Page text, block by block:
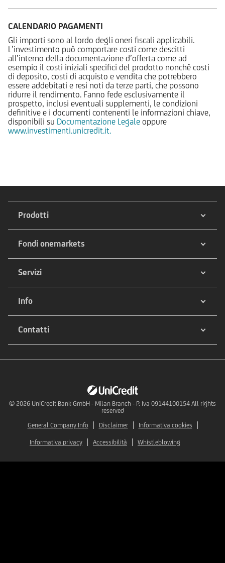
CALENDARIO PAGAMENTI
Gli importi sono al lordo degli oneri fiscali applicabili.
L’investimento può comportare costi come descitti
all’interno della documentazione d’offerta come ad
esempio il costi iniziali specifici del prodotto nonchè costi
di deposito, costi di acquisto e vendita che potrebbero
essere addebitati e resi noti da terze parti, che possono
ridurre il rendimento. Fanno fede esclusivamente il
prospetto, inclusi eventuali supplementi, le condizioni
definitive e i documenti contenenti le informazioni chiave,
disponibili su Documentazione Legale oppure
www.investimenti.unicredit.it.
Prodotti
Fondi onemarkets
Servizi
Info
Contatti
© 2026 UniCredit Bank GmbH - Milan Branch - P. Iva 09144100154 All rights
reserved
General Company Info
Disclaimer Informativa cookies
Informativa privacy Accessibilità Whistleblowing